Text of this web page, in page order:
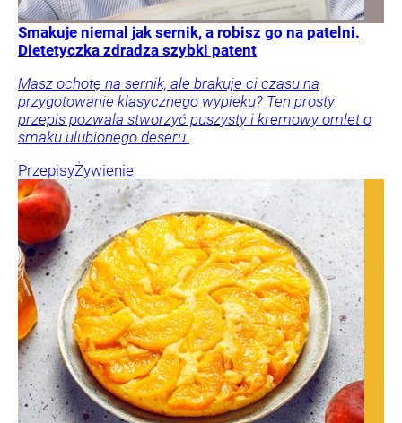
Smakuje niemal jak sernik, a robisz go na patelni.
Dietetyczka zdradza szybki patent
Masz ochotę na sernik, ale brakuje ci czasu na
przygotowanie klasycznego wypieku? Ten prosty
przepis pozwala stworzyć puszysty i kremowy omlet o
smaku ulubionego deseru.
PrzepisyŻywienie